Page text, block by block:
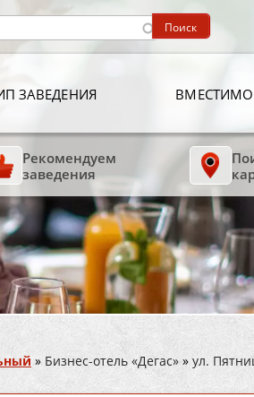
ЗАВЕДЕНИЯ
Рекомендуем
заведения
» Бизнес-отель «Дегас» » ул.